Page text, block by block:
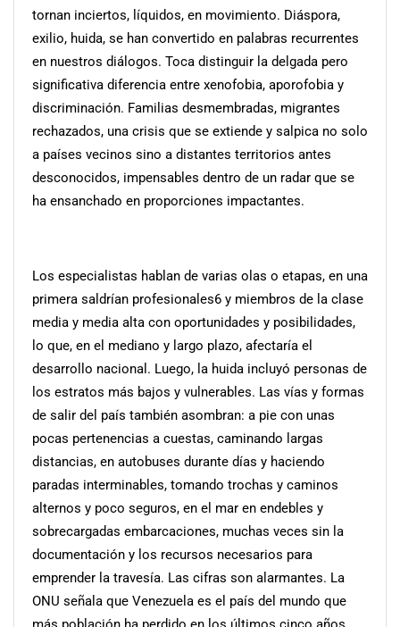
tornan inciertos, líquidos, en movimiento. Diáspora,
exilio, huida, se han convertido en palabras recurrentes
en nuestros diálogos. Toca distinguir la delgada pero
significativa diferencia entre xenofobia, aporofobia y
discriminación. Familias desmembradas, migrantes
rechazados, una crisis que se extiende y salpica no solo
a países vecinos sino a distantes territorios antes
desconocidos, impensables dentro de un radar que se
ha ensanchado en proporciones impactantes.
Los especialistas hablan de varias olas o etapas, en una
primera saldrían profesionales6 y miembros de la clase
media y media alta con oportunidades y posibilidades,
lo que, en el mediano y largo plazo, afectaría el
desarrollo nacional. Luego, la huida incluyó personas de
los estratos más bajos y vulnerables. Las vías y formas
de salir del país también asombran: a pie con unas
pocas pertenencias a cuestas, caminando largas
distancias, en autobuses durante días y haciendo
paradas interminables, tomando trochas y caminos
alternos y poco seguros, en el mar en endebles y
sobrecargadas embarcaciones, muchas veces sin la
documentación y los recursos necesarios para
emprender la travesía. Las cifras son alarmantes. La
ONU señala que Venezuela es el país del mundo que